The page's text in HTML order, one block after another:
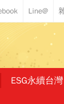
ESG永續台灣